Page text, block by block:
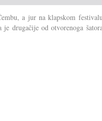
u
južnom
Gradišću
a jur na klapskom
drugačije od otvorenoga